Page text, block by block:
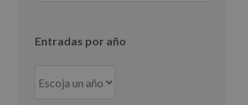
Entradas por año